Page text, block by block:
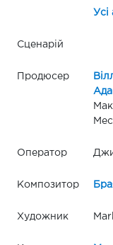
Усі
Сценарій
Продюсер
Оператор
Композитор
Художник